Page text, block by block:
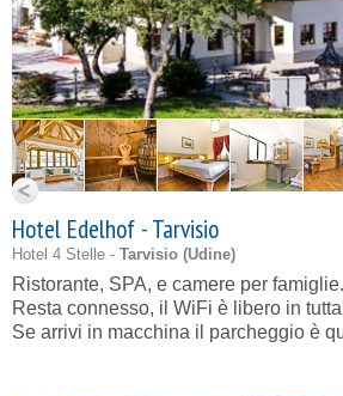
Hotel Edelhof - Tarvisio
Hotel 4 Stelle - Tarvisio (Udine)
Ristorante, SPA, e camere per
Resta connesso, il WiFi è libero in
Se arrivi in macchina il parcheggio è